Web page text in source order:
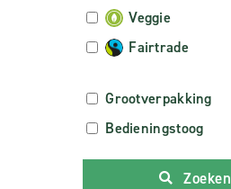
Veggie
Fairtrade
Grootverpakking
Bedieningstoog
Zoeken